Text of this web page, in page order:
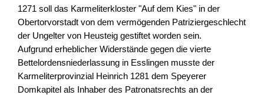
1271 soll das Karmeliterkloster "Auf dem Kies" in der
Obertorvorstadt von dem vermögenden Patriziergeschlecht
der Ungelter von Heusteig gestiftet worden sein.
Aufgrund erheblicher Widerstände gegen die vierte
Bettelordensniederlassung in Esslingen musste der
Karmeliterprovinzial Heinrich 1281 dem Speyerer
Domkapitel als Inhaber des Patronatsrechts an der